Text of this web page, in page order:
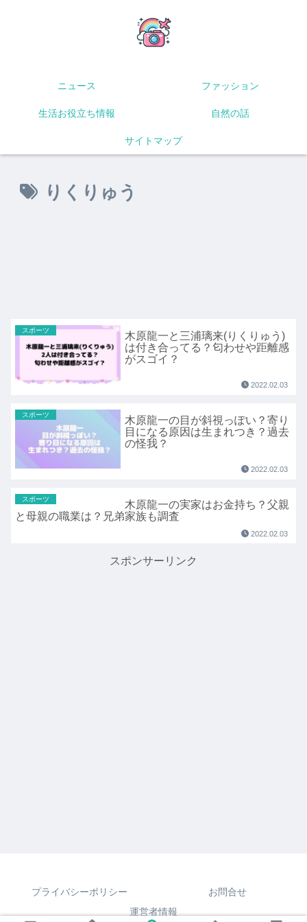
ニュース ファッション
生活お役立ち情報 自然の話
サイトマップ
りくりゅう
スポーツ
木原龍一と三浦璃来(りくりゅう)
は付き合ってる？匂わせや距離感
がスゴイ？
2022.02.03
スポーツ
木原龍一の目が斜視っぽい？寄り
目になる原因は生まれつき？過去
の怪我？
2022.02.03
スポーツ
木原龍一の実家はお金持ち？父親
と母親の職業は？兄弟家族も調査
2022.02.03
スポンサーリンク
プライバシーポリシー
お問合せ
運営者情報